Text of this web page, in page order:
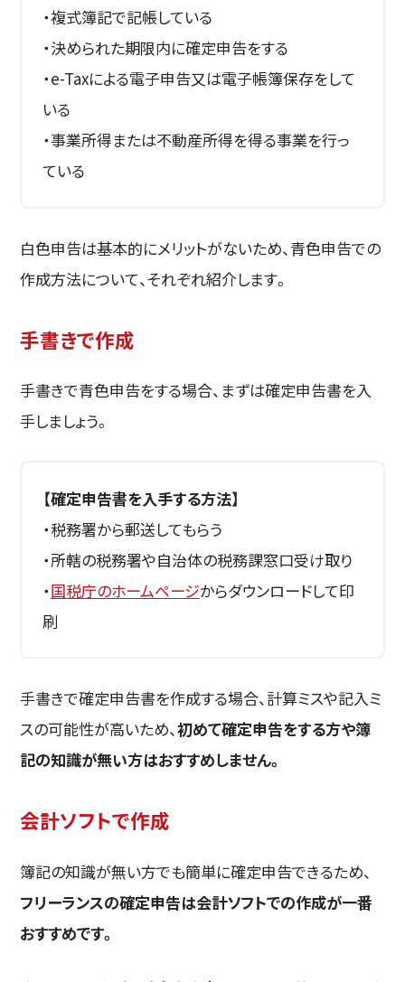
・複式簿記で記帳している
・決められた期限内に確定申告をする
・e-Taxによる電子申告又は電子帳簿保存をして
いる
・事業所得または不動産所得を得る事業を行っ
ている
白色申告は基本的にメリットがないため、青色申告での
作成方法について、それぞれ紹介します。
手書きで作成
手書きで青色申告をする場合、まずは確定申告書を入
手しましょう。
【確定申告書を入手する方法】
・税務署から郵送してもらう
・所轄の税務署や自治体の税務課窓口受け取り
・国税庁のホームページからダウンロードして印
刷
手書きで確定申告書を作成する場合、計算ミスや記入ミ
スの可能性が高いため、初めて確定申告をする方や簿
記の知識が無い方はおすすめしません。
会計ソフトで作成
簿記の知識が無い方でも簡単に確定申告できるため、
フリーランスの確定申告は会計ソフトでの作成が一番
おすすめです。